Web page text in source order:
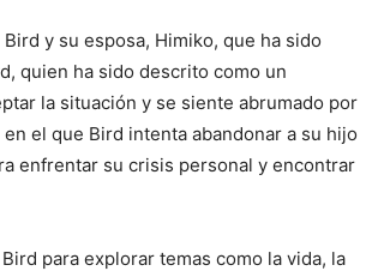
y su esposa, Himiko, que ha sido
quien ha sido descrito como un
la situación y se siente abrumado por
el que Bird intenta abandonar a su hijo
enfrentar su crisis personal y encontrar
para explorar temas como la vida, la